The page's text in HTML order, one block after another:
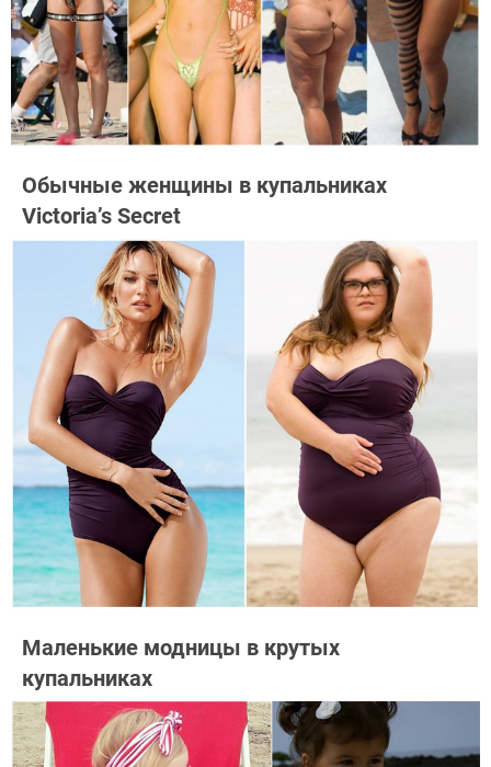
Обычные женщины в купальниках
Victoria’s Secret
Маленькие модницы в крутых
купальниках